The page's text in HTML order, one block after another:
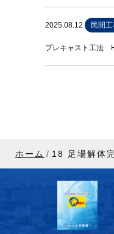
2025.08.12 民間
プレキャスト工法
ホーム 18 足場解体